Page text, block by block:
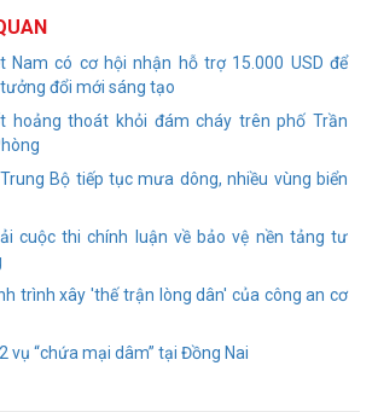
Nam có cơ hội nhận hỗ trợ 15.000 USD để
đổi mới sáng tạo
hoảng thoát khỏi đám cháy trên phố Trần
Bộ tiếp tục mưa dông, nhiều vùng biển
cuộc thi chính luận về bảo vệ nền tảng tư
trình xây 'thế trận lòng dân' của công an cơ
vụ “chứa mại dâm” tại Đồng Nai